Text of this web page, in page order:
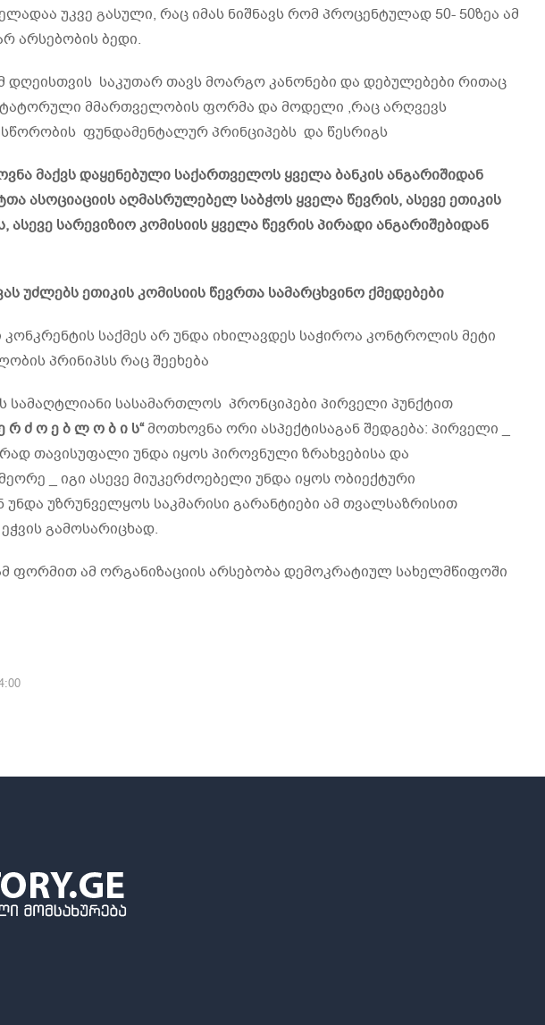
უკვე გასული, რაც იმას ნიშნავს რომ პროცენტულად 50- 50ზეა ამ
არსებობის ბედი.
დღეისთვის საკუთარ თავს მოარგო კანონები და დებულებები რითაც
მმართველობის ფორმა და მოდელი ,რაც არღვევს
ფუნდამენტალურ პრინციპებს და წესრიგს
მაქვს დაყენებული საქართველოს ყველა ბანკის ანგარიშიდან
ასოციაციის აღმასრულებელ საბჭოს ყველა წევრის, ასევე ეთიკის
ასევე სარევიზიო კომისიის ყველა წევრის პირადი ანგარიშებიდან
უძლებს ეთიკის კომისიის წევრთა სამარცხვინო ქმედებები
საქმეს არ უნდა იხილავდეს საჭიროა კონტროლის მეტი
პრინიპსს რაც შეეხება
სამაღტლიანი სასამართლოს პრონციპები პირველი პუნქტით
რ ძ ო ე ბ ლ ო ბ ი ს“მოთხოვნა ორი ასპექტისაგან შედგება: პირველი _
თავისუფალი უნდა იყოს პიროვნული ზრახვებისა და
_ იგი ასევე მიუკერძოებელი უნდა იყოს ობიექტური
უნდა უზრუნველყოს საკმარისი გარანტიები ამ თვალსაზრისით
გამოსარიცხად.
ფორმით ამ ორგანიზაციის არსებობა დემოკრატიულ სახელმწიფოში